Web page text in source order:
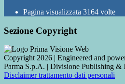
Pagina visualizzata 3164 volte
Sezione Copyright
Copyright 2026 | Engineered and
Parma S.p.A. | Divisione Publishing &
Disclaimer trattamento dati personali